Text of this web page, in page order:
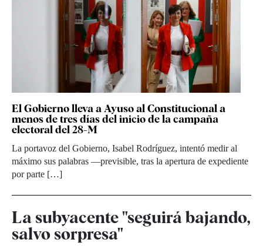
El Gobierno lleva a Ayuso al Constitucional a
menos de tres días del inicio de la campaña
electoral del 28-M
La portavoz del Gobierno, Isabel Rodríguez, intentó medir al
máximo sus palabras —previsible, tras la apertura de expediente
por parte […]
La subyacente "seguirá bajando,
salvo sorpresa"